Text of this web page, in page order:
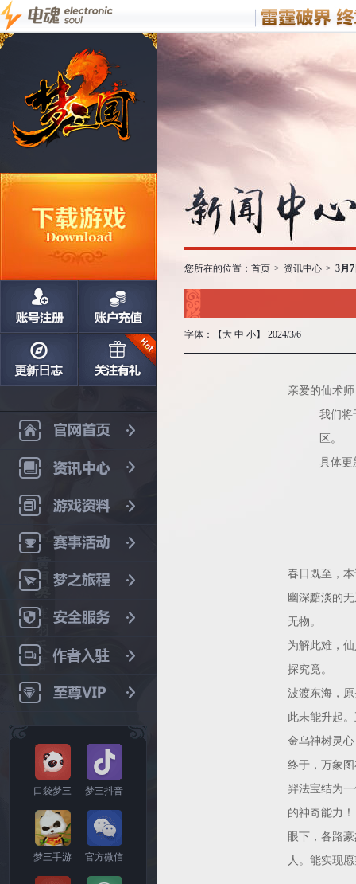
口袋梦三 梦三抖音
梦三手游 官方微信
您所在的位置： 首页 > 资讯中心 > 3月
字体：【 大 中 小】 2024/3/6
亲爱的仙术
我们将
区。
具体更
春日既至，
幽深黯淡的
无物。
为解此难，
探究竟。
波渡东海，
此未能升起
金乌神树灵
终于，万象
羿法宝结为
的神奇能力！
眼下，各路
人。能实现